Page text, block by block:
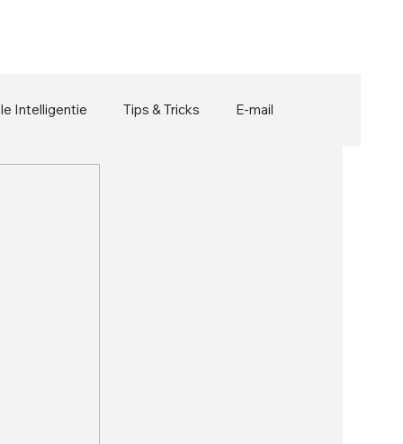
Intelligentie Tips & Tricks E-mail